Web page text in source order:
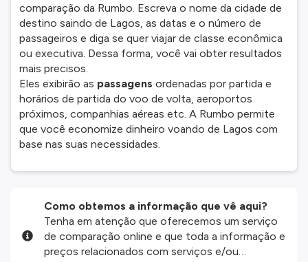
comparação da Rumbo. Escreva o nome da cidade de
destino saindo de Lagos, as datas e o número de
passageiros e diga se quer viajar de classe econômica
ou executiva. Dessa forma, você vai obter resultados
mais precisos.
Eles exibirão as passagens ordenadas por partida e
horários de partida do voo de volta, aeroportos
próximos, companhias aéreas etc. A Rumbo permite
que você economize dinheiro voando de Lagos com
base nas suas necessidades.
Como obtemos a informação que vê aqui?
Tenha em atenção que oferecemos um serviço
de comparação online e que toda a informação e
preços relacionados com serviços e/ou